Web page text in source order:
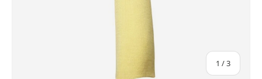
1 /din
3